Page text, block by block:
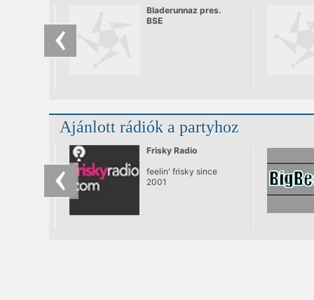
Bladerunnaz pres.
BSE
Ajánlott rádiók a partyhoz
Frisky Radio
feelin' frisky since
2001